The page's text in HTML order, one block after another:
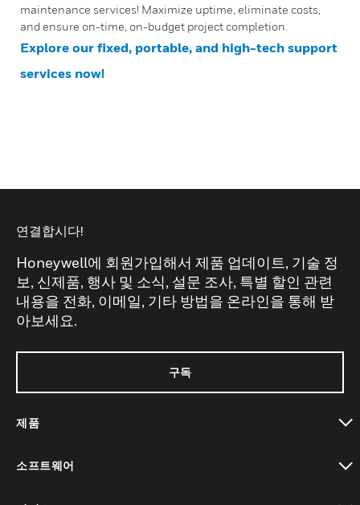
maintenance services! Maximize uptime, eliminate costs,
and ensure on-time, on-budget project completion.
Explore our fixed, portable, and high-tech support
services now!
연결합시다!
Honeywell에 회원가입해서 제품 업데이트, 기술 정
보, 신제품, 행사 및 소식, 설문 조사, 특별 할인 관련
내용을 전화, 이메일, 기타 방법을 온라인을 통해 받
아보세요.
구독
제품
소프트웨어